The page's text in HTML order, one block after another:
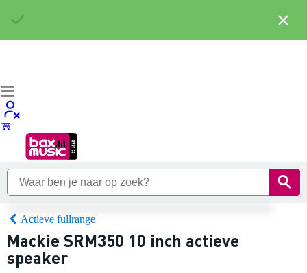
Actieve fullrange
Mackie SRM350 10 inch actieve
speaker
×